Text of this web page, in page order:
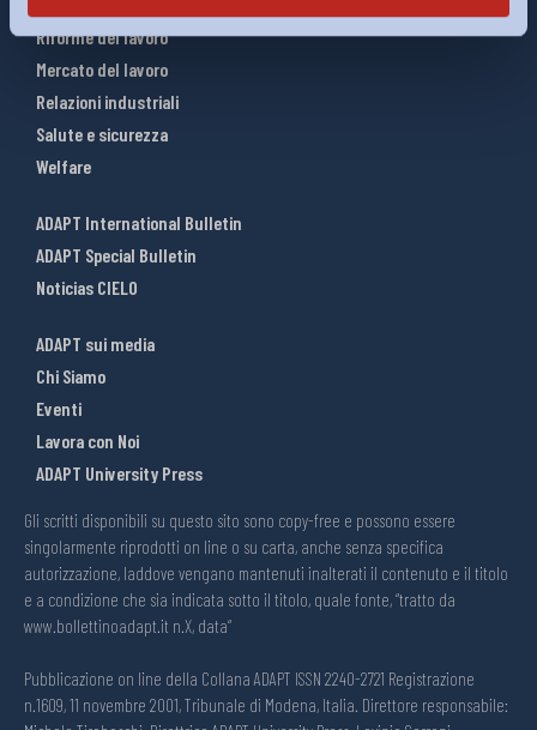
Riforme del lavoro
Mercato del lavoro
Relazioni industriali
Salute e sicurezza
Welfare
ADAPT International Bulletin
ADAPT Special Bulletin
Noticias CIELO
ADAPT sui media
Chi Siamo
Eventi
Lavora con Noi
ADAPT University Press
Gli scritti disponibili su questo sito sono copy-free e possono essere
singolarmente riprodotti on line o su carta, anche senza specifica
autorizzazione, laddove vengano mantenuti inalterati il contenuto e il titolo
e a condizione che sia indicata sotto il titolo, quale fonte, “tratto da
www.bollettinoadapt.it n.X, data“
Pubblicazione on line della Collana ADAPT ISSN 2240-2721 Registrazione
n.1609, 11 novembre 2001, Tribunale di Modena, Italia. Direttore responsabile: